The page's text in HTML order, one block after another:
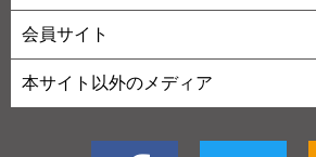
会員サイト
本サイト以外のメディア